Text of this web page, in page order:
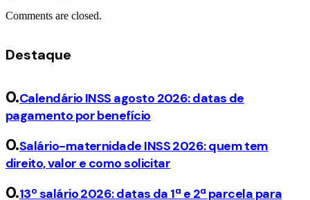
Comments are closed.
Destaque
Calendário INSS agosto 2026: datas de
pagamento por benefício
Salário-maternidade INSS 2026: quem tem
direito, valor e como solicitar
13º salário 2026: datas da 1ª e 2ª parcela para